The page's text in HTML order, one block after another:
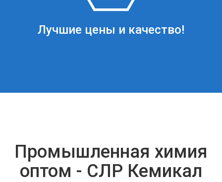
Лучшие цены и качество!
Промышленная химия
оптом - СЛР Кемикал